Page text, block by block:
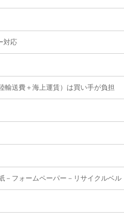
対応
輸送費＋海上運賃）は買い手が負担
－フォームペーパー－リサイクルベル